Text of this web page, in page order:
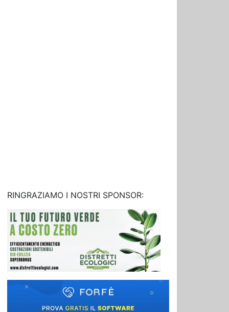
RINGRAZIAMO I NOSTRI SPONSOR: